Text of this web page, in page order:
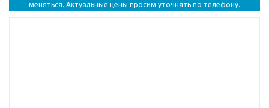
меняться. Актуальные цены просим уточнять по телефону.